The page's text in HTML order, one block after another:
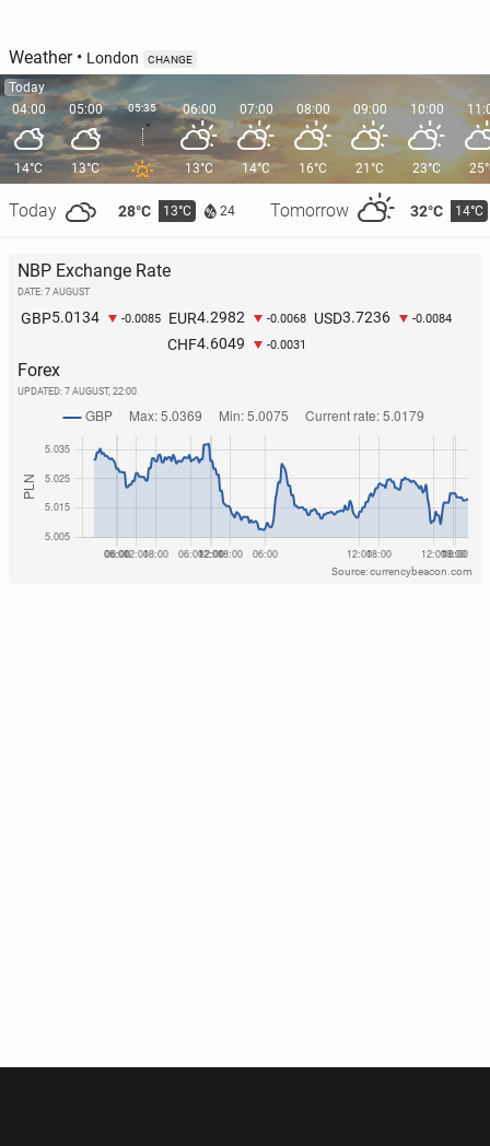
Weather• London CHANGE
Today
04:00
14°C
Today 28°C 13°C 24 Tomorrow 32°C 14°C
05:00
13°C
05:35 06:00
13°C
07:00
14°C
08:00
16°C
09:00
21°C
10:00
23°C
NBP Exchange Rate
DATE: 7 AUGUST
GBP5.0134 -0.0085 EUR4.2982 -0.0068 USD3.7236 -0.0084
CHF4.6049 -0.0031
Forex
UPDATED: 7 AUGUST, 22:00
Source: currencybeacon.com